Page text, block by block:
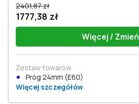
2401,87 zł
1777,38 zł
Więcej / Zmień
Zestaw towarów
Próg 24mm (E60)
Więcej szczegółów